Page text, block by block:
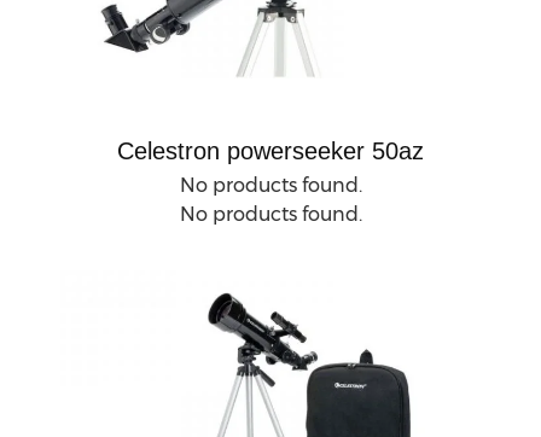
Celestron powerseeker 50az
No products found.
No products found.